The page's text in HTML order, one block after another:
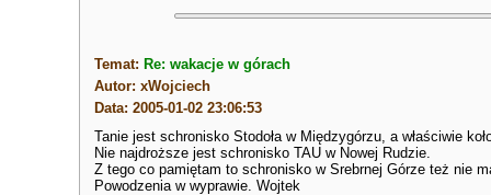
Temat: Re: wakacje w górach
Autor: xWojciech
Data: 2005-01-02 23:06:53
Tanie jest schronisko Stodoła w Międzygórzu, a właściwie
Nie najdroższe jest schronisko TAU w Nowej Rudzie.
Z tego co pamiętam to schronisko w Srebrnej Górze też nie
Powodzenia w wyprawie. Wojtek